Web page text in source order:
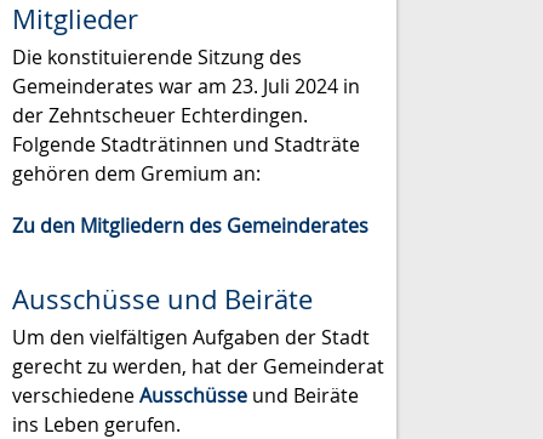
Mitglieder
Die konstituierende Sitzung des
Gemeinderates war am 23. Juli 2024 in
der Zehntscheuer Echterdingen.
Folgende Stadträtinnen und Stadträte
gehören dem Gremium an:
Zu den Mitgliedern des Gemeinderates
Ausschüsse und Beiräte
Um den vielfältigen Aufgaben der Stadt
gerecht zu werden, hat der Gemeinderat
verschiedeneAusschüsse und Beiräte
ins Leben gerufen.